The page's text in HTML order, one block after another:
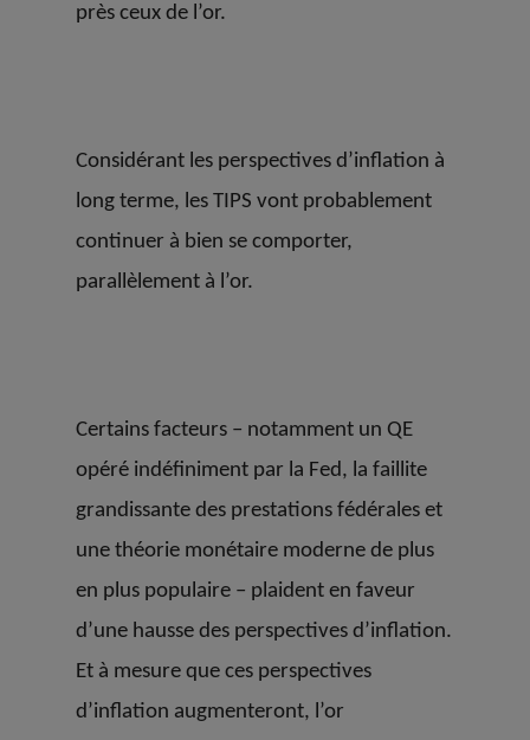
près ceux de l’or.
Considérant les perspectives d’inflation à
long terme, les TIPS vont probablement
continuer à bien se comporter,
parallèlement à l’or.
Certains facteurs – notamment un QE
opéré indéfiniment par la Fed, la faillite
grandissante des prestations fédérales et
une théorie monétaire moderne de plus
en plus populaire – plaident en faveur
d’une hausse des perspectives d’inflation.
Et à mesure que ces perspectives
d’inflation augmenteront, l’or